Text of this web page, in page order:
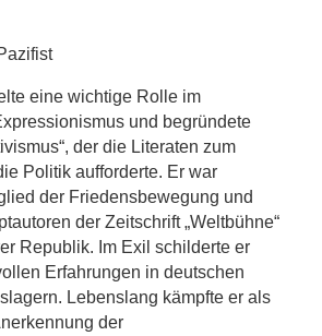
eine wichtige Rolle im
und begründete
der die Literaten zum
Politik aufforderte. Er war
der Friedensbewegung und
der Zeitschrift „Weltbühne“
Republik. Im Exil schilderte er
Erfahrungen in deutschen
Lebenslang kämpfte er als
der